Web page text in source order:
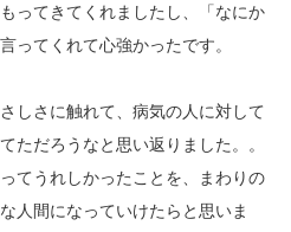
ってきてくれましたし、「なにか
ってくれて心強かったです。
しさに触れて、病気の人に対して
ただろうなと思い返りました。。
てうれしかったことを、まわりの
人間になっていけたらと思いま